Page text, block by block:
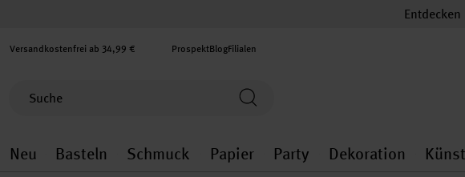
Versandkostenfrei ab 34,99 € ProspektBlogFilialen
Neu
Neu general.openMenu
Basteln
Basteln general.openMenu
Schmuck
Schmuck general.openMenu
Papier
Papier general.openMenu
Party
Party
Dekoration